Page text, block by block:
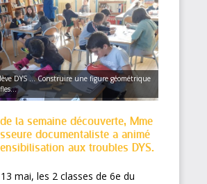
DYS ... Construire une figure géométrique
la semaine découverte, Mme
documentaliste a animé
aux troubles DYS.
mai, les 2 classes de 6e du